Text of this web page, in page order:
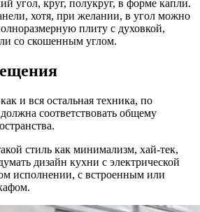
угол, круг, полукруг, в форме капли.
хотя, при желании, в угол можно
плиту с духовкой,
со скошенным углом.
и вся остальная техника, по
соответствовать общему
стиль как минимализм, хай-тек,
дизайн кухни с электрической
исполнении, с встроенным или